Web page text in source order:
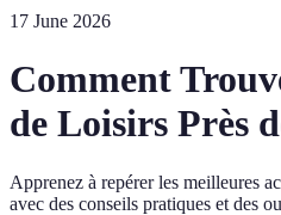
17 June 2026
Comment
de Loisirs Près
Apprenez à repérer les meilleures
avec des conseils pratiques et des